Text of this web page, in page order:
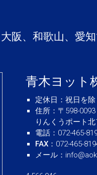
阪、和歌山、愛
青木ヨット
定休日 ：祝日を
住所 ：〒598-
りんくうポート
電話 ：072-465-
FAX ：072-465-
メール ：